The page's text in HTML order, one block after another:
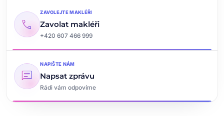
call
ZAVOLEJTE MAKLÉŘI
Zavolat makléři
+420 607 466 999
chat
NAPIŠTE NÁM
Napsat zprávu
Rádi vám odpovíme